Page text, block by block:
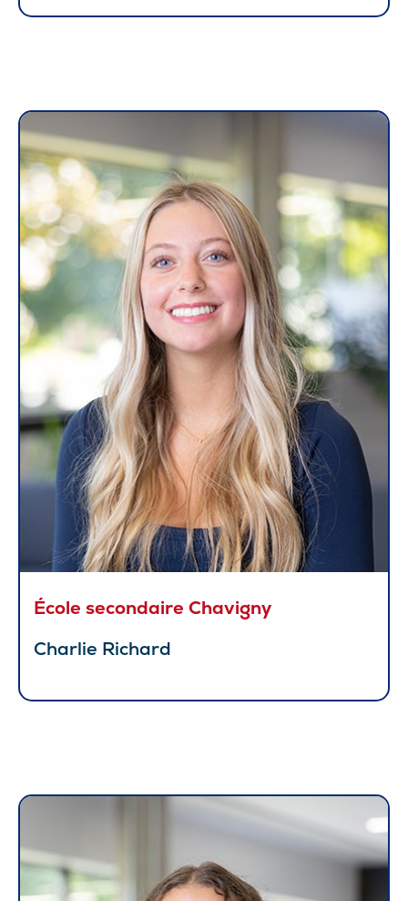
École secondaire Chavigny
Charlie Richard